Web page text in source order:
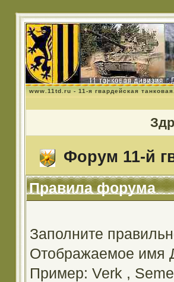
www.11td.ru - 11-я гвардейская
Форум 11-й
Правила форума
Заполните
Отображаемое
Пример: Verk ,